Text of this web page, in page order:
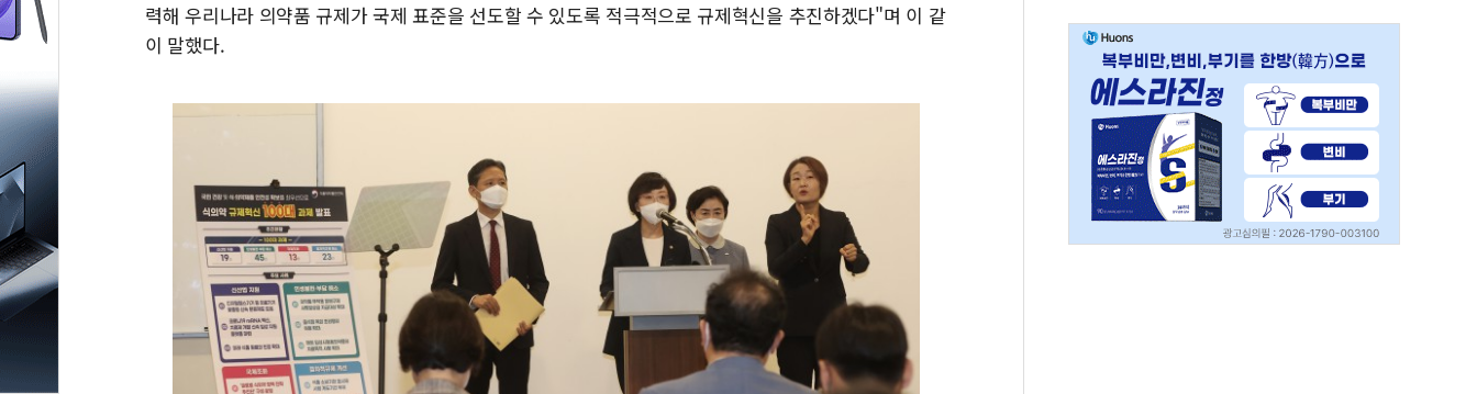
력해 우리나라 의약품 규제가 국제 표준을 선도할 수 있도록 적극적으로 규제혁신을 추진하겠다"며 이 같
이 말했다.